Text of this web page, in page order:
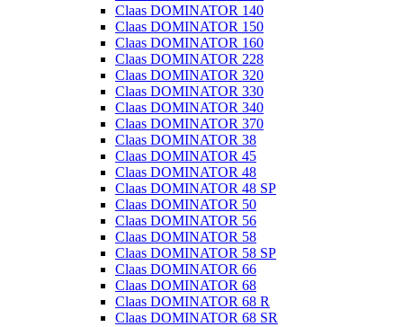
Claas DOMINATOR 140
Claas DOMINATOR 150
Claas DOMINATOR 160
Claas DOMINATOR 228
Claas DOMINATOR 320
Claas DOMINATOR 330
Claas DOMINATOR 340
Claas DOMINATOR 370
Claas DOMINATOR 38
Claas DOMINATOR 45
Claas DOMINATOR 48
Claas DOMINATOR 48 SP
Claas DOMINATOR 50
Claas DOMINATOR 56
Claas DOMINATOR 58
Claas DOMINATOR 58 SP
Claas DOMINATOR 66
Claas DOMINATOR 68
Claas DOMINATOR 68 R
Claas DOMINATOR 68 SR